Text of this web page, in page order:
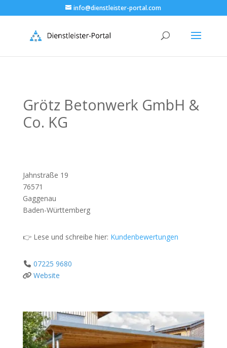
info@dienstleister-portal.com
Grötz Betonwerk GmbH &
Co. KG
Jahnstraße 19
76571
Gaggenau
Baden-Württemberg
👉 Lese und schreibe hier: Kundenbewertungen
07225 9680
Website